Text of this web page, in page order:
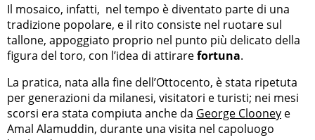
Il mosaico, infatti, nel tempo è diventato parte di una
tradizione popolare, e il rito consiste nel ruotare sul
tallone, appoggiato proprio nel punto più delicato della
figura del toro, con l’idea di attirarefortuna.
La pratica, nata alla fine dell’Ottocento, è stata ripetuta
per generazioni da milanesi, visitatori e turisti; nei mesi
scorsi era stata compiuta anche da George Clooney e
Amal Alamuddin, durante una visita nel capoluogo